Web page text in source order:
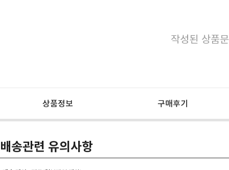
작성된 상품
상품정보 구매후기
배송관련 유의사항